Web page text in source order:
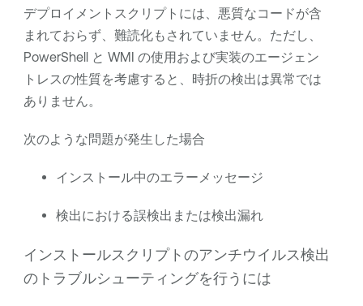
デプロイメントスクリプトには、悪質なコードが含
まれておらず、難読化もされていません。ただし、
PowerShell と WMI の使用および実装のエージェン
トレスの性質を考慮すると、時折の検出は異常では
ありません。
次のような問題が発生した場合
インストール中のエラーメッセージ
検出における誤検出または検出漏れ
インストールスクリプトのアンチウイルス検出
のトラブルシューティングを行うには